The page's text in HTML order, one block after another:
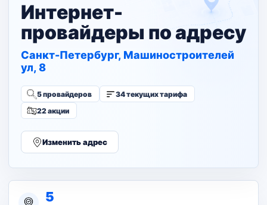
Интернет-
провайдеры по адресу
Санкт-Петербург, Машиностроителей
ул, 8
5 провайдеров
34 текущих тарифа
22 акции
Изменить адрес
5